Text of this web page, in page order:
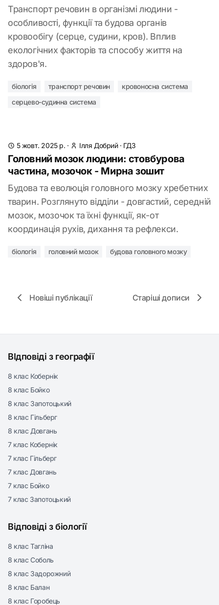
Транспорт речовин в організмі людини -
особливості, функції та будова органів
кровообігу (серце, судини, кров). Вплив
екологічних факторів та способу життя на
здоров'я.
біологія транспорт речовин
кровоносна система
серцево-судинна система
5 жовт. 2025 р. · Ілля Добрий· ГДЗ
Головний мозок людини: стовбурова
частина, мозочок - Мирна зошит
Будова та еволюція головного мозку хребетних
тварин. Розглянуто відділи - довгастий, середній
мозок, мозочок та їхні функції, як-от
координація рухів, дихання та рефлекси.
біологія головний мозок будова головного мозку
Новіші публікації Старіші дописи
ВІдповіді з географії
8 клас Кобернік
8 клас Бойко
8 клас Запотоцький
8 клас Гільберг
8 клас Довгань
7 клас Кобернік
7 клас Гільберг
7 клас Довгань
7 клас Бойко
7 клас Запотоцький
Відповіді з біології
8 клас Тагліна
8 клас Соболь
8 клас Задорожний
8 клас Балан
8 клас Горобець